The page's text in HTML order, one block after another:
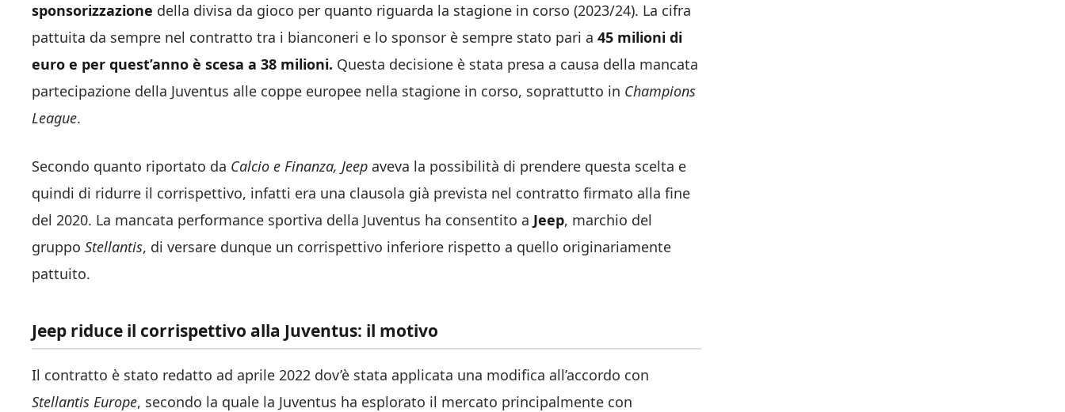
sponsorizzazione della divisa da gioco per quanto riguarda la stagione in corso (2023/24). La cifra
pattuita da sempre nel contratto tra i bianconeri e lo sponsor è sempre stato pari a 45 milioni di
euro e per quest’anno è scesa a 38 milioni. Questa decisione è stata presa a causa della mancata
partecipazione della Juventus alle coppe europee nella stagione in corso, soprattutto in Champions
League.
Secondo quanto riportato da Calcio e Finanza, Jeep aveva la possibilità di prendere questa scelta e
quindi di ridurre il corrispettivo, infatti era una clausola già prevista nel contratto firmato alla fine
del 2020. La mancata performance sportiva della Juventus ha consentito a Jeep, marchio del
gruppo Stellantis, di versare dunque un corrispettivo inferiore rispetto a quello originariamente
pattuito.
Jeep riduce il corrispettivo alla Juventus: il motivo
Il contratto è stato redatto ad aprile 2022 dov’è stata applicata una modifica all’accordo con
Stellantis Europe, secondo la quale la Juventus ha esplorato il mercato principalmente con